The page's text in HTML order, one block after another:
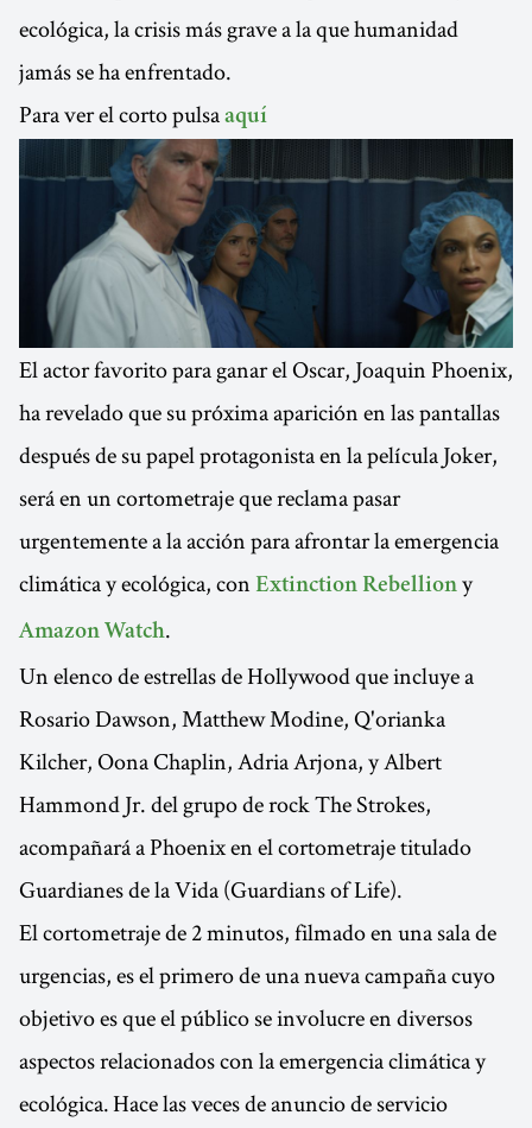
ecológica, la crisis más grave a la que humanidad
jamás se ha enfrentado.
Para ver el corto pulsa aquí
El actor favorito para ganar el Oscar, Joaquin Phoenix,
ha revelado que su próxima aparición en las pantallas
después de su papel protagonista en la película Joker,
será en un cortometraje que reclama pasar
urgentemente a la acción para afrontar la emergencia
climática y ecológica, con Extinction Rebellion y
Amazon Watch.
Un elenco de estrellas de Hollywood que incluye a
Rosario Dawson, Matthew Modine, Q'orianka
Kilcher, Oona Chaplin, Adria Arjona, y Albert
Hammond Jr. del grupo de rock The Strokes,
acompañará a Phoenix en el cortometraje titulado
Guardianes de la Vida (Guardians of Life).
El cortometraje de 2 minutos, filmado en una sala de
urgencias, es el primero de una nueva campaña cuyo
objetivo es que el público se involucre en diversos
aspectos relacionados con la emergencia climática y
ecológica. Hace las veces de anuncio de servicio